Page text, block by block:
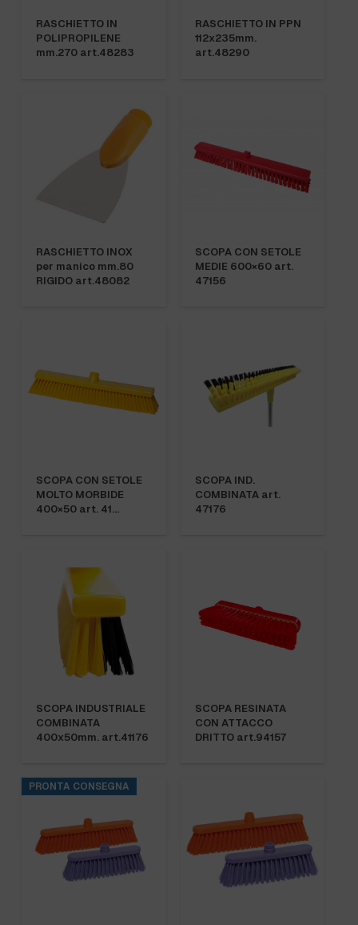
RASCHIETTO IN
POLIPROPILENE
mm.270 art.48283
RASCHIETTO IN PPN
112x235mm.
art.48290
RASCHIETTO INOX
per manico mm.80
RIGIDO art.48082
SCOPA CON SETOLE
MEDIE 600×60 art.
47156
SCOPA CON SETOLE
MOLTO MORBIDE
400×50 art. 41…
SCOPA IND.
COMBINATA art.
47176
SCOPA INDUSTRIALE
COMBINATA
400x50mm. art.41176
SCOPA RESINATA
CON ATTACCO
DRITTO art.94157
PRONTA CONSEGNA